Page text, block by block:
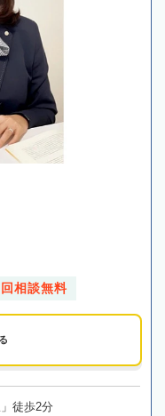
相談無料
徒歩2分